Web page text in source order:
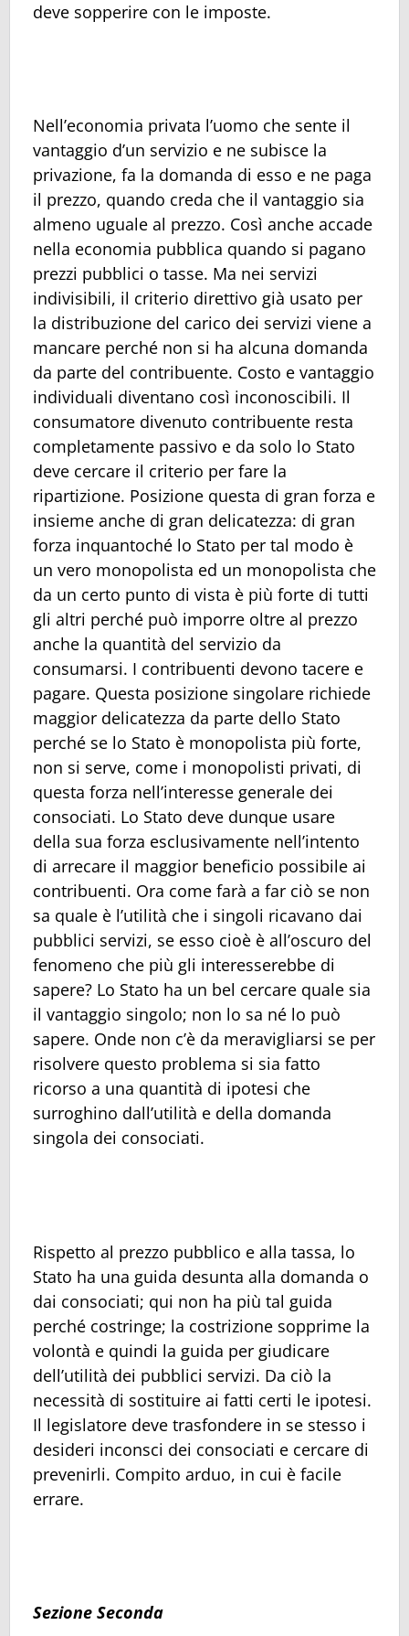
deve sopperire con le imposte.
Nell’economia privata l’uomo che sente il
vantaggio d’un servizio e ne subisce la
privazione, fa la domanda di esso e ne paga
il prezzo, quando creda che il vantaggio sia
almeno uguale al prezzo. Così anche accade
nella economia pubblica quando si pagano
prezzi pubblici o tasse. Ma nei servizi
indivisibili, il criterio direttivo già usato per
la distribuzione del carico dei servizi viene a
mancare perché non si ha alcuna domanda
da parte del contribuente. Costo e vantaggio
individuali diventano così inconoscibili. Il
consumatore divenuto contribuente resta
completamente passivo e da solo lo Stato
deve cercare il criterio per fare la
ripartizione. Posizione questa di gran forza e
insieme anche di gran delicatezza: di gran
forza inquantoché lo Stato per tal modo è
un vero monopolista ed un monopolista che
da un certo punto di vista è più forte di tutti
gli altri perché può imporre oltre al prezzo
anche la quantità del servizio da
consumarsi. I contribuenti devono tacere e
pagare. Questa posizione singolare richiede
maggior delicatezza da parte dello Stato
perché se lo Stato è monopolista più forte,
non si serve, come i monopolisti privati, di
questa forza nell’interesse generale dei
consociati. Lo Stato deve dunque usare
della sua forza esclusivamente nell’intento
di arrecare il maggior beneficio possibile ai
contribuenti. Ora come farà a far ciò se non
sa quale è l’utilità che i singoli ricavano dai
pubblici servizi, se esso cioè è all’oscuro del
fenomeno che più gli interesserebbe di
sapere? Lo Stato ha un bel cercare quale sia
il vantaggio singolo; non lo sa né lo può
sapere. Onde non c’è da meravigliarsi se per
risolvere questo problema si sia fatto
ricorso a una quantità di ipotesi che
surroghino dall’utilità e della domanda
singola dei consociati.
Rispetto al prezzo pubblico e alla tassa, lo
Stato ha una guida desunta alla domanda o
dai consociati; qui non ha più tal guida
perché costringe; la costrizione sopprime la
volontà e quindi la guida per giudicare
dell’utilità dei pubblici servizi. Da ciò la
necessità di sostituire ai fatti certi le ipotesi.
Il legislatore deve trasfondere in se stesso i
desideri inconsci dei consociati e cercare di
prevenirli. Compito arduo, in cui è facile
errare.
Sezione Seconda